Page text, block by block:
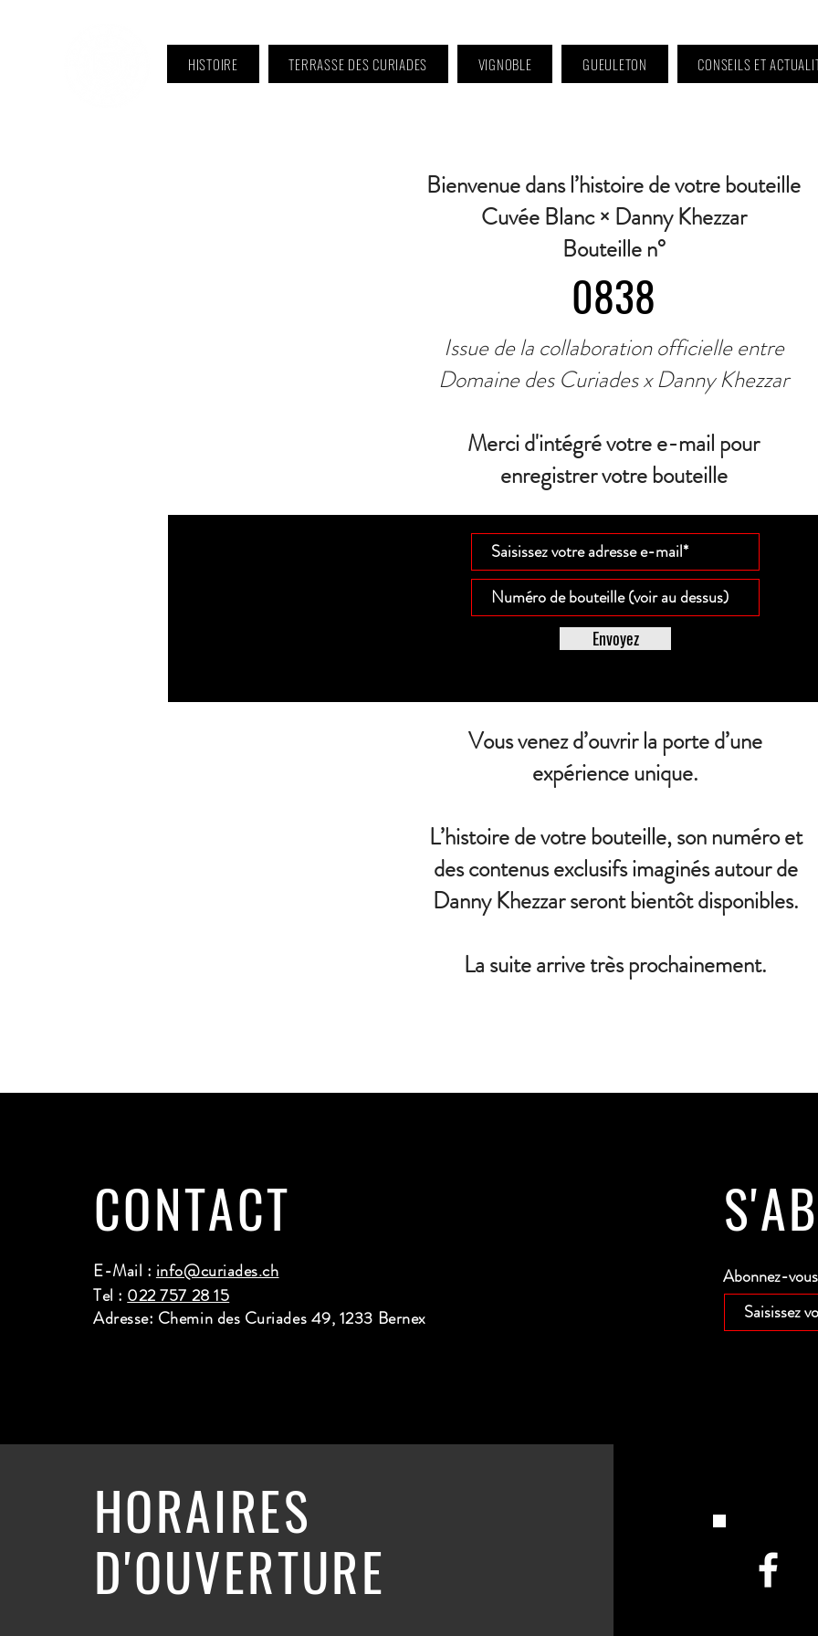
HISTOIRE TERRASSE DES CURIADES VIGNOBLE GUEULETON CONSEILS ET
Bienvenue dans l’histoire de votre bouteille
Cuvée Blanc × Danny Khezzar
Bouteille n°
0838
Issue de la collaboration officielle entre
Domaine des Curiades x Danny Khezzar
Merci d'intégré votre e-mail pour
enregistrer votre bouteille
Envoyez
Vous venez d’ouvrir la porte d’une
expérience unique.
L’histoire de votre bouteille, son numéro et
des contenus exclusifs imaginés autour de
Danny Khezzar seront bientôt disponibles.
La suite arrive très prochainement.
CONTACT
E-Mail : info@curiades.ch
Tel : 022 757 28 15
Adresse: Chemin des Curiades 49, 1233 Bernex
Abonnez-
HORAIRES
D'OUVERTURE